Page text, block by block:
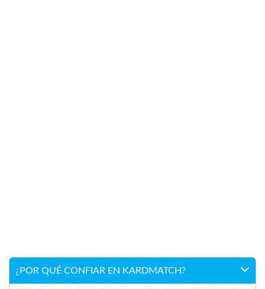
¿POR QUÉ CONFIAR EN KARDMATCH?